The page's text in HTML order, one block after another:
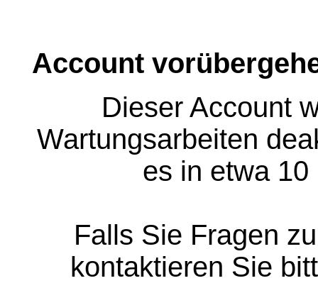
Account
Dieser Account
Wartungsarbeiten
es in etwa
Falls Sie Fragen
kontaktieren Sie